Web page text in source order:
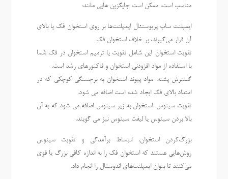
مناسب است، ممکن است جایگزین هایی مانند:
ایمپلنت ساب پریوستئال ایمپلنت‌ها بر روی استخوان فک یا بالای
آن قرار می‌گیرند، بر خلاف استخوان فک.
تقویت استخوان. این شامل تقویت یا ترمیم استخوان در فک شما
با استفاده از مواد افزودنی استخوان و فاکتورهای رشد است.
گسترش پشته. مواد پیوند استخوان به برجستگی کوچکی که در
امتداد بالای فک ایجاد شده است اضافه می شود.
تقویت سینوس. استخوان به زیر سینوس اضافه می شود که به آن
بالا بردن سینوس یا لیفت سینوس نیز می گویند.
بزرگ‌کردن استخوان، انبساط برآمدگی و تقویت سینوس
روش‌هایی هستند که استخوان فک را به اندازه کافی بزرگ یا قوی
می‌کنند تا بتوان ایمپلنت‌های اندوستال را انجام داد.